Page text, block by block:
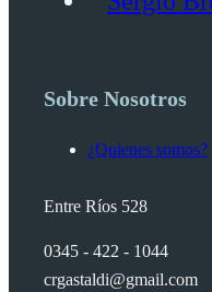
Sobre Nosotros
¿Quienes somos?
Entre Ríos 528
0345 - 422 - 1044
crgastaldi@gmail.com